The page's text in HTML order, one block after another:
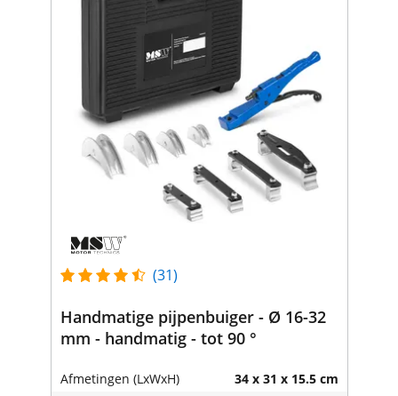
(31)
Handmatige pijpenbuiger - Ø 16-32
mm - handmatig - tot 90 °
Afmetingen (LxWxH) 34 x 31 x 15.5 cm